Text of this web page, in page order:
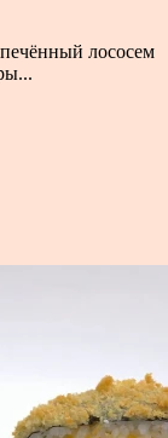
лососем